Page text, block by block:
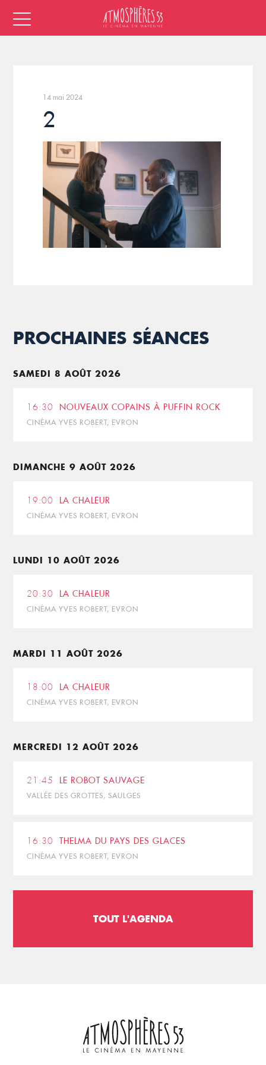
14 mai 2024
2
PROCHAINES SÉANCES
SAMEDI 8 AOÛT 2026
16:30 NOUVEAUX COPAINS À PUFFIN ROCK
CINÉMA YVES ROBERT, EVRON
DIMANCHE 9 AOÛT 2026
19:00 LA CHALEUR
CINÉMA YVES ROBERT, EVRON
LUNDI 10 AOÛT 2026
20:30 LA CHALEUR
CINÉMA YVES ROBERT, EVRON
MARDI 11 AOÛT 2026
18:00 LA CHALEUR
CINÉMA YVES ROBERT, EVRON
MERCREDI 12 AOÛT 2026
21:45 LE ROBOT SAUVAGE
VALLÉE DES GROTTES, SAULGES
16:30 THELMA DU PAYS DES GLACES
CINÉMA YVES ROBERT, EVRON
TOUT L'AGENDA